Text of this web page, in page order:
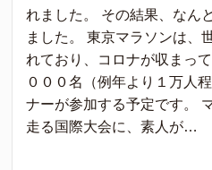
れました。 その結果、なん
ました。 東京マラソンは、
れており、コロナが収まっ
０００名（例年より１万人
ナーが参加する予定です。
走る国際大会に、素人が…